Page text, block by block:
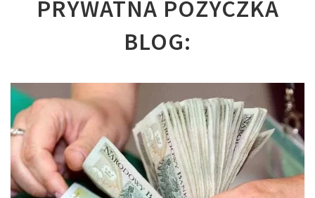
PRYWATNA POŻYCZKA
BLOG: